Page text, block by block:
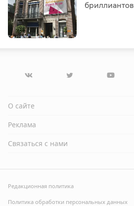
бриллиантов
О сайте
Реклама
Связаться с нами
Редакционная политика
Политика обработки персональных данных